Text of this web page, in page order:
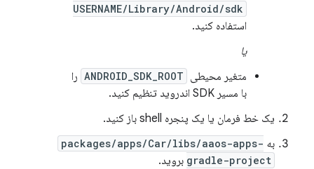
USERNAME/Library/Android/sdk
استفاده کنید.
یا
متغیر محیطی ANDROID_SDK_ROOT را
با مسیر SDK اندروید تنظیم کنید.
یک خط فرمان یا یک پنجره shell باز کنید.
به packages/apps/Car/libs/aaos-apps-
gradle-project بروید.